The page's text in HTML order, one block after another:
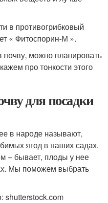
в противогрибковый
« Фитоспорин-М ».
почву, можно планировать
про тонкости этого
для посадки
в народе называют,
ягод в наших садах.
– бывает, плоды у нее
Мы поможем выбрать
shutterstock.com